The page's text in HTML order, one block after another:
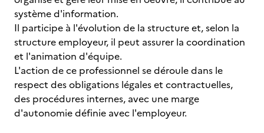
système d'information.
Il participe à l'évolution de la structure et, selon la
structure employeur, il peut assurer la coordination
et l'animation d'équipe.
L'action de ce professionnel se déroule dans le
respect des obligations légales et contractuelles,
des procédures internes, avec une marge
d'autonomie définie avec l'employeur.